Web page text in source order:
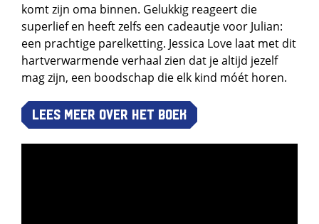
komt zijn oma binnen. Gelukkig reageert die
superlief en heeft zelfs een cadeautje voor Julian:
een prachtige parelketting. Jessica Love laat met dit
hartverwarmende verhaal zien dat je altijd jezelf
mag zijn, een boodschap die elk kind móét horen.
Lees meer over het boek